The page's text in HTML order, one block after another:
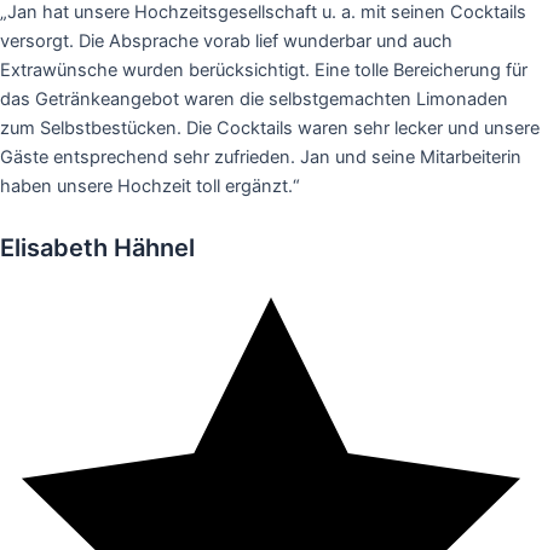
„Jan hat unsere Hochzeitsgesellschaft u. a. mit seinen Cocktails
versorgt. Die Absprache vorab lief wunderbar und auch
Extrawünsche wurden berücksichtigt. Eine tolle Bereicherung für
das Getränkeangebot waren die selbstgemachten Limonaden
zum Selbstbestücken. Die Cocktails waren sehr lecker und unsere
Gäste entsprechend sehr zufrieden. Jan und seine Mitarbeiterin
haben unsere Hochzeit toll ergänzt.“
Elisabeth Hähnel